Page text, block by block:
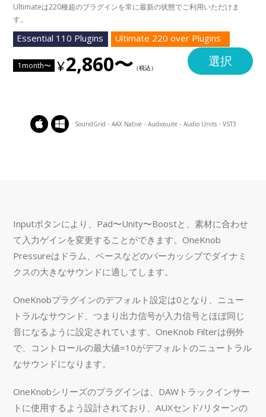
Ultimateは220種超のプラグインを常に最新の状態でご利用いただけま
す。
Essential 110 Plugins Ultimate 220 over Plugins
1month〜 2,860〜 選択
SoundGrid・AAX Native・Audiosuite・Audio Units・VST3
Inputボタンにより、Pad〜Unity〜Boostと、素材に合わせ
て入力ゲインを変更することができます。OneKnob
Pressureはドラム、ベースなどのパーカッシブでダイナミ
クスの大きなサウンドに適してします。
OneKnobプラグインのデフォルト設定は0となり、ニュー
トラルなサウンド、つまり出力信号が入力信号とほぼ同じ
音になるように設定されています。OneKnob Filterは例外
で、コントロールの最大値=10がデフォルトのニュートラル
なサウンドになります。
OneKnobシリーズのプラグインは、DAWトラックインサー
トに使用するよう設計されており、AUXセンド/リターンの